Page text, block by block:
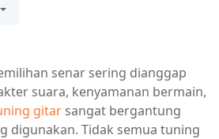
senar sering dianggap
suara, kenyamanan bermain,
gitar sangat bergantung
digunakan. Tidak semua tuning